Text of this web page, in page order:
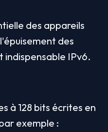
des appareils
des
indispensable IPv6.
à 128 bits écrites en
exemple :